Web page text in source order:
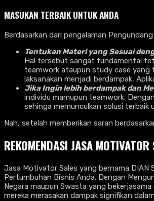
MASUKAN TERBAIK UNTUK ANDA
Berdasarkan dari pengalaman
Tentukan Materi yang Sesuai
Hal tersebut sangat fundamental
teamwork ataupun study case yang
laksanakan menjadi berdampak,
Jika Ingin lebih berdampak dan
individu mamupun teamwork.
sehinga memunculkan solusi
Nah, setelah memberikan saran
REKOMENDASI JASA MOTIVATOR
Jasa Motivator Sales yang bernama DIAN
Pertumbuhan Bisnis Anda. Dengan
Negara maupun Swasta yang
mereka merasakan dampak signifikan